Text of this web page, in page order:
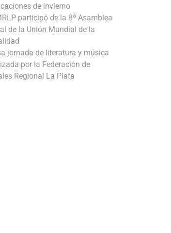
de invierno
participó de la 8ª Asamblea
de la Unión Mundial de la
jornada de literatura y música
por la Federación de
Regional La Plata